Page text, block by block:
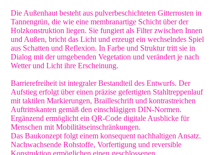
Die Außenhaut besteht aus pulverbeschichteten Gitterrosten in
Tannengrün, die wie eine membranartige Schicht über der
Holzkonstruktion liegen. Sie fungiert als Filter zwischen Innen
und Außen, bricht das Licht und erzeugt ein wechselndes Spiel
aus Schatten und Reflexion. In Farbe und Struktur tritt sie in
Dialog mit der umgebenden Vegetation und verändert je nach
Wetter und Licht ihre Erscheinung.
Barrierefreiheit ist integraler Bestandteil des Entwurfs. Der
Aufstieg erfolgt über einen präzise gefertigten Stahltreppenlauf
mit taktilen Markierungen, Brailleschrift und kontrastreichen
Auftrittskanten gemäß den einschlägigen DIN-Normen.
Ergänzend ermöglicht ein QR-Code digitale Ausblicke für
Menschen mit Mobilitätseinschränkungen.
Das Baukonzept folgt einem konsequent nachhaltigen Ansatz.
Nachwachsende Rohstoffe, Vorfertigung und reversible
Konstruktion ermöglichen einen geschlossenen